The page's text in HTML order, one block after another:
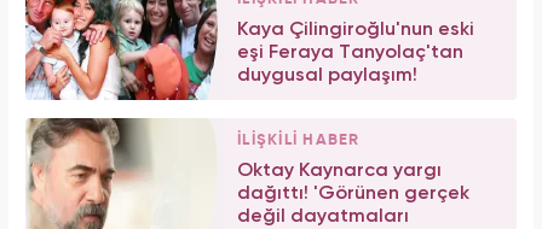
Kaya Çilingiroğlu'nun eski
eşi Feraya Tanyolaç'tan
duygusal paylaşım!
İLİŞKİLİ HABER
Oktay Kaynarca yargı
dağıttı! 'Görünen gerçek
değil dayatmaları